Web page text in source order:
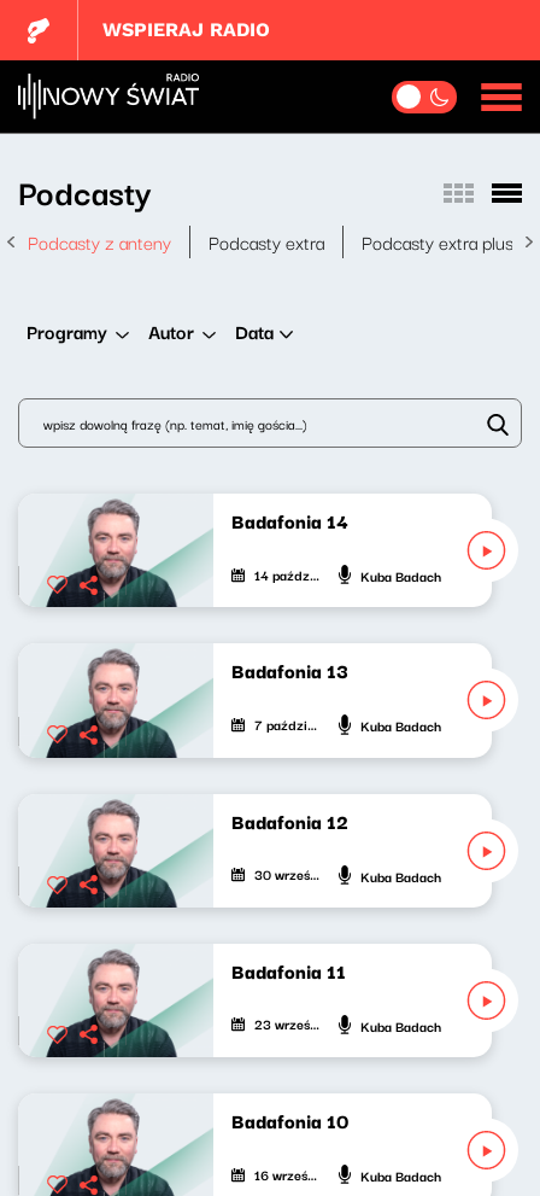
WSPIERAJ RADIO
Podcasty
Podcasty z anteny Podcasty extra Podcasty extra plus
Programy Autor Data
Badafonia 14
14 października 2020 Kuba Badach
Badafonia 13
7 października 2020 Kuba Badach
Badafonia 12
30 września 2020 Kuba Badach
Badafonia 11
23 września 2020 Kuba Badach
Badafonia 10
16 września 2020 Kuba Badach